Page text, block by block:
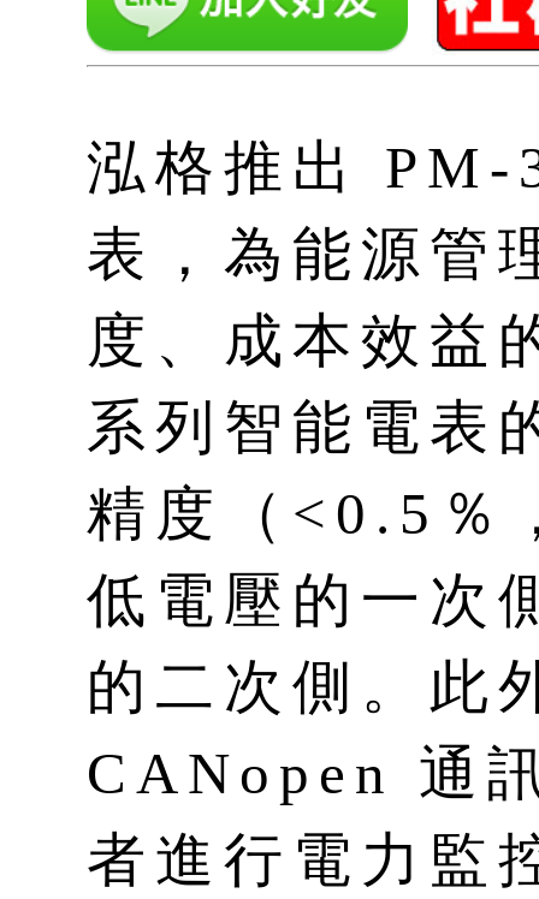
泓格推出
表，為能源管
度、成本效益
系列智能電表
精度（<0.5％
低電壓的一次
的二次側。此
CANopen 通
者進行電力監